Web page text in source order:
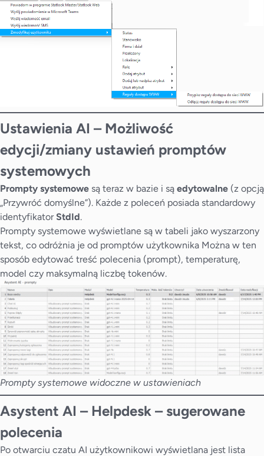
Ustawienia AI – Możliwość
edycji/zmiany ustawień promptów
systemowych
Prompty systemowe są teraz w bazie i są edytowalne (z opcją
„Przywróć domyślne”). Każde z poleceń posiada standardowy
identyfikator StdId.
Prompty systemowe wyświetlane są w tabeli jako wyszarzony
tekst, co odróżnia je od promptów użytkownika Można w ten
sposób edytować treść polecenia (prompt), temperaturę,
model czy maksymalną liczbę tokenów.
Prompty systemowe widoczne w ustawieniach
Asystent AI – Helpdesk – sugerowane
polecenia
Po otwarciu czatu AI użytkownikowi wyświetlana jest lista